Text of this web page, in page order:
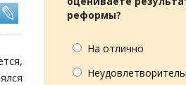
реформы?
На отлично